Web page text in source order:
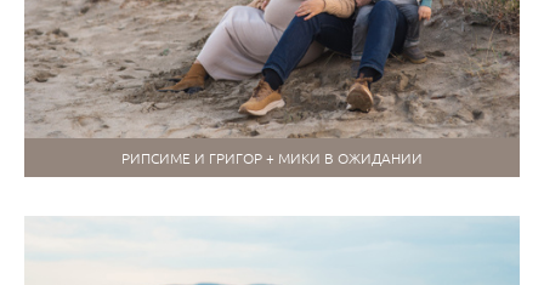
РИПСИМЕ И ГРИГОР + МИКИ В ОЖИДАНИИ